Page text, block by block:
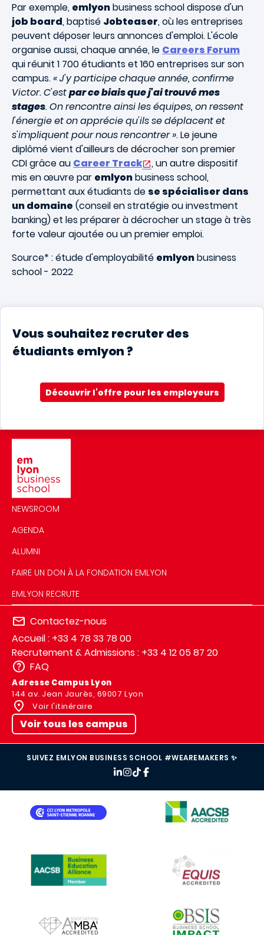
Par exemple, emlyonbusiness school dispose d'un
job board, baptisé Jobteaser, où les entreprises
peuvent déposer leurs annonces d'emploi. L'école
organise aussi, chaque année, le Careers Forum
qui réunit 1 700 étudiants et 160 entreprises sur son
campus.« J'y participe chaque année, confirme
Victor. C'estpar ce biais que j'ai trouvé mes
stages. On rencontre ainsi les équipes, on ressent
l'énergie et on apprécie qu'ils se déplacent et
s'impliquent pour nous rencontrer ». Le jeune
diplômé vient d'ailleurs de décrocher son premier
CDI grâce au Career Track
, un autre dispositif
mis en œuvre par emlyonbusiness school,
permettant aux étudiants de se spécialiser dans
un domaine (conseil en stratégie ou investment
banking) et les préparer à décrocher un stage à très
forte valeur ajoutée ou un premier emploi.
Source* : étude d'employabilité emlyonbusiness
school - 2022
Vous souhaitez recruter des
étudiants emlyon ?
Découvrir l’offre pour les employeurs
NEWSROOM
AGENDA
ALUMNI
FAIRE UN DON À LA FONDATION EMLYON
EMLYON RECRUTE
Contactez-nous
Accueil : +33 4 78 33 78 00
Recrutement & Admissions : +33 4 12 05 87 20
FAQ
Adresse Campus Lyon
144 av. Jean Jaurès, 69007 Lyon
Voir l'itinéraire
Voir tous les campus
SUIVEZ EMLYON BUSINESS SCHOOL #WEAREMAKERS ✨
IMAGE
IMAGE
IMAGE